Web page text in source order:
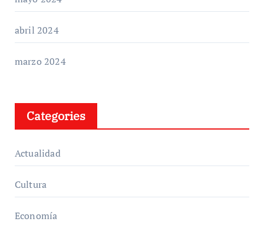
abril 2024
marzo 2024
Categories
Actualidad
Cultura
Economía